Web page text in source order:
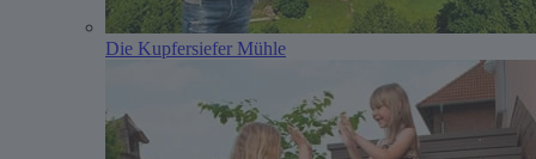
Die Kupfersiefer Mühle